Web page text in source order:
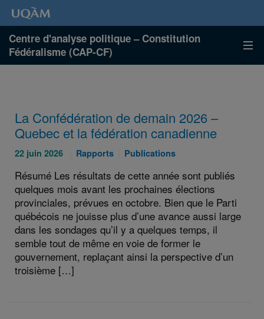
Centre d'analyse politique – Constitution
Fédéralisme (CAP-CF)
La Confédération de demain 2026 –
Quebec et la fédération canadienne
Publié
:
22 juin 2026
Catégories
Rapports
Catégories
Publications
Résumé Les résultats de cette année sont publiés
quelques mois avant les prochaines élections
provinciales, prévues en octobre. Bien que le Parti
québécois ne jouisse plus d’une avance aussi large
dans les sondages qu’il y a quelques temps, il
semble tout de même en voie de former le
gouvernement, replaçant ainsi la perspective d’un
troisième […]